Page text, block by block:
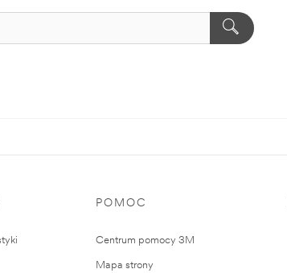
POMOC
Centrum pomocy 3M
Mapa strony